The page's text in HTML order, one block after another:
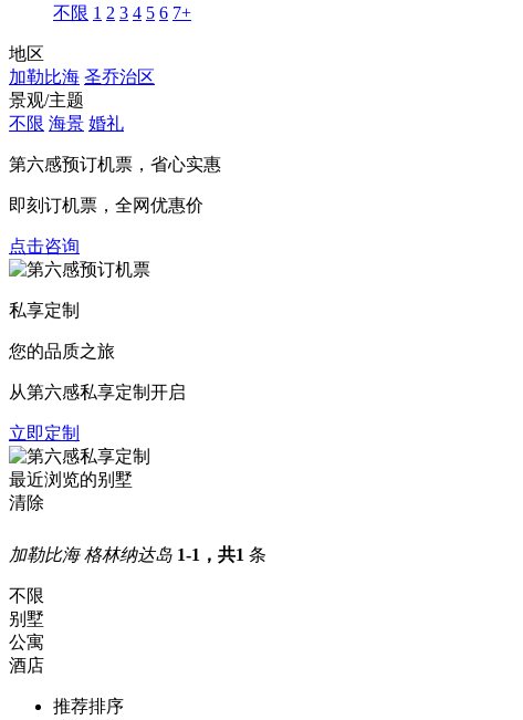
不限 1 2 3 4 5 6 7+
地区
加勒比海 圣乔治区
景观/主题
不限 海景 婚礼
第六感预订机票， 省心实惠
即刻订机票，全网优惠价
点击咨询
私享定制
您的品质之旅
从第六感私享定制开启
立即定制
最近浏览的别墅
清除
加勒比海 格林纳达岛 1-1，共1 条
不限
别墅
公寓
酒店
推荐排序